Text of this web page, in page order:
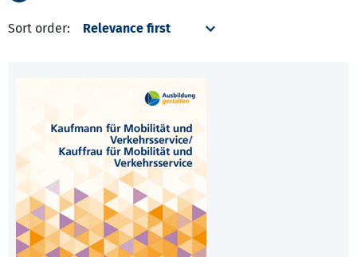
Sort order: